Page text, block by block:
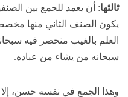
ثالثها: أن يعمد للجمع بين
يكون الصنف الثاني منها
العلم بالغيب منحصر فيه
سبحانه من يشاء من عباده.
وهذا الجمع في نفسه حسن، إلا